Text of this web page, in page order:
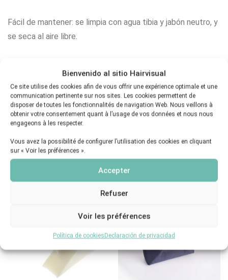
Bienvenido al sitio Hairvisual
Ce site utilise des cookies afin de vous offrir une expérience optimale et une
communication pertinente sur nos sites. Les cookies permettent de
disposer de toutes les fonctionnalités de navigation Web. Nous veillons à
obtenir votre consentement quant à l’usage de vos données et nous nous
engageons à les respecter.
Vous avez la possibilité de configurer l’utilisation des cookies en cliquant
sur « Voir les préférences ».
Accepter
Refuser
Voir les préférences
Política de cookiesDeclaración de privacidad
Fácil de mantener: se limpia con agua tibia y jabón neutro, y
se seca al aire libre.
SKU:ECOBPMAQ
Categoría:Accesorios
Marca:Ecobell
También te recomendamos…